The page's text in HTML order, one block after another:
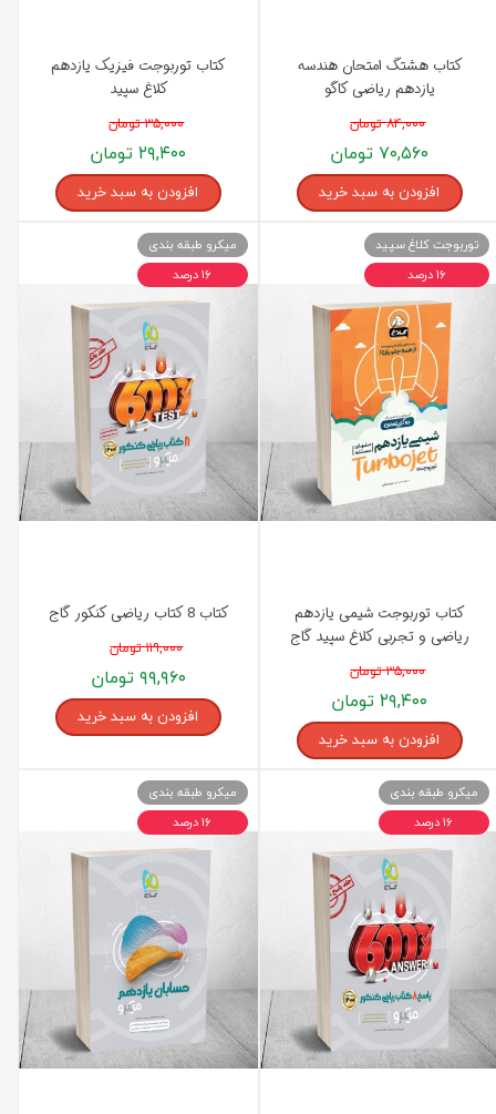
کتاب هشتگ امتحان هندسه
یازدهم ریاضی کاگو
۸۴,۰۰۰ تومان
۷۰,۵۶۰ تومان
افزودن به سبد خرید
کتاب توربوجت فیزیک یازدهم
کلاغ سپید
۳۵,۰۰۰ تومان
۲۹,۴۰۰ تومان
افزودن به سبد خرید
کتاب توربوجت شیمی یازدهم
ریاضی و تجربی کلاغ سپید گاج
۳۵,۰۰۰ تومان
۲۹,۴۰۰ تومان
افزودن به سبد خرید
توربوجت کلاغ سپید
۱۶ درصد
کتاب 8 کتاب ریاضی کنکور گاج
۱۱۹,۰۰۰ تومان
۹۹,۹۶۰ تومان
افزودن به سبد خرید
میکرو طبقه بندی
۱۶ درصد
میکرو طبقه بندی
۱۶ درصد
میکرو طبقه بندی
۱۶ درصد